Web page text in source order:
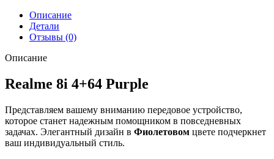
Описание
Детали
Отзывы (0)
Описание
Realme 8i 4+64 Purple
Представляем вашему вниманию передовое устройство,
которое станет надежным помощником в повседневных
задачах. Элегантный дизайн в Фиолетовом цвете подчеркнет
ваш индивидуальный стиль.